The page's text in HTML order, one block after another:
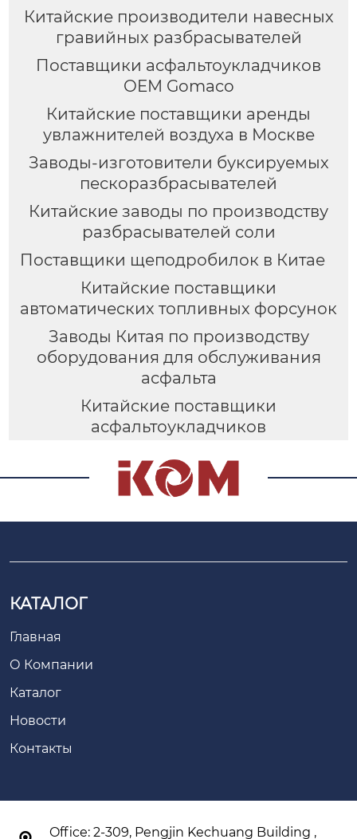
Китайские производители навесных
гравийных разбрасывателей
Поставщики асфальтоукладчиков
OEM Gomaco
Китайские поставщики аренды
увлажнителей воздуха в Москве
Заводы-изготовители буксируемых
пескоразбрасывателей
Китайские заводы по производству
разбрасывателей соли
Поставщики щеподробилок в Китае
Китайские поставщики
автоматических топливных форсунок
Заводы Китая по производству
оборудования для обслуживания
асфальта
Китайские поставщики
асфальтоукладчиков
КАТАЛОГ
Главная
О Компании
Каталог
Новости
Контакты
Office: 2-309, Pengjin Kechuang Building ,